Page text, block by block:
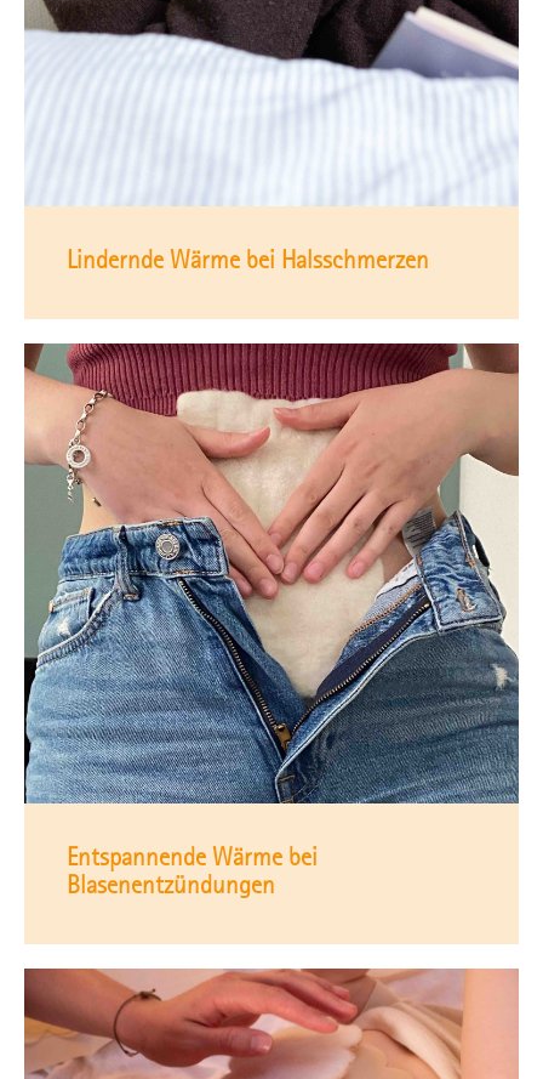
Lindernde Wärme bei Halsschmerzen
Entspannende Wärme bei
Blasenentzündungen